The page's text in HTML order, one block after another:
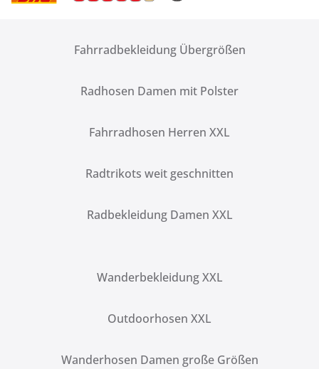
Fahrradbekleidung Übergrößen
Radhosen Damen mit Polster
Fahrradhosen Herren XXL
Radtrikots weit geschnitten
Radbekleidung Damen XXL
Wanderbekleidung XXL
Outdoorhosen XXL
Wanderhosen Damen große Größen